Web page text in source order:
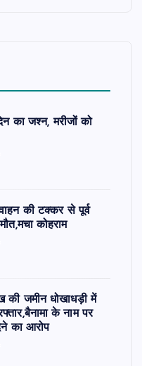
का जश्न, मरीजों को
की टक्कर से पूर्व
कोहराम
जमीन धोखाधड़ी में
के नाम पर
का आरोप